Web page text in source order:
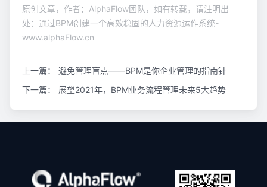
原创文章，作者：AlphaFlow团队，如有转载，请注明出
处：通过BPM创建一个高效稳固的人力资源运作系统-
www.alphaFlow.cn
上一篇：
避免管理盲点——BPM是你企业管理的指南针
下一篇：
展望2021年，BPM业务流程管理未来5大趋势